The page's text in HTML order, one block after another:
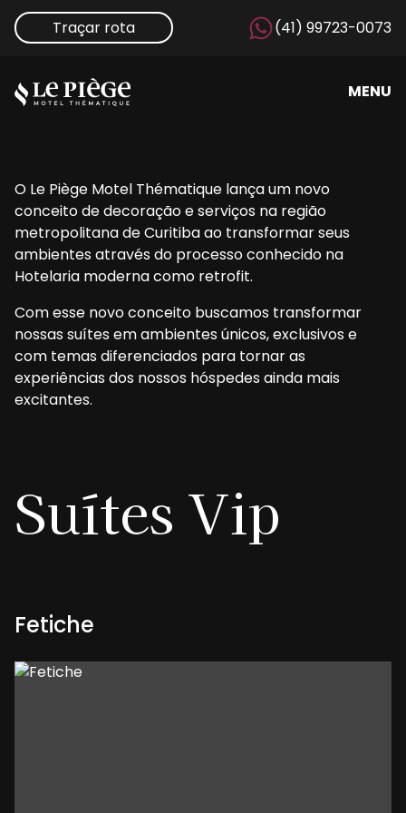
Traçar rota (41) 99723-0073
MENU
O Le Piège Motel Thématique lança um novo
conceito de decoração e serviços na região
metropolitana de Curitiba ao transformar seus
ambientes através do processo conhecido na
Hotelaria moderna como retrofit.
Com esse novo conceito buscamos transformar
nossas suítes em ambientes únicos, exclusivos e
com temas diferenciados para tornar as
experiências dos nossos hóspedes ainda mais
excitantes.
Suítes Vip
Fetiche